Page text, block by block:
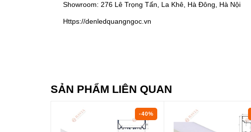
Showroom: 276 Lê Trọng Tấn, La Khê, Hà Đông, Hà Nội
Https://denledquangngoc.vn
SẢN PHẨM LIÊN QUAN
-40%